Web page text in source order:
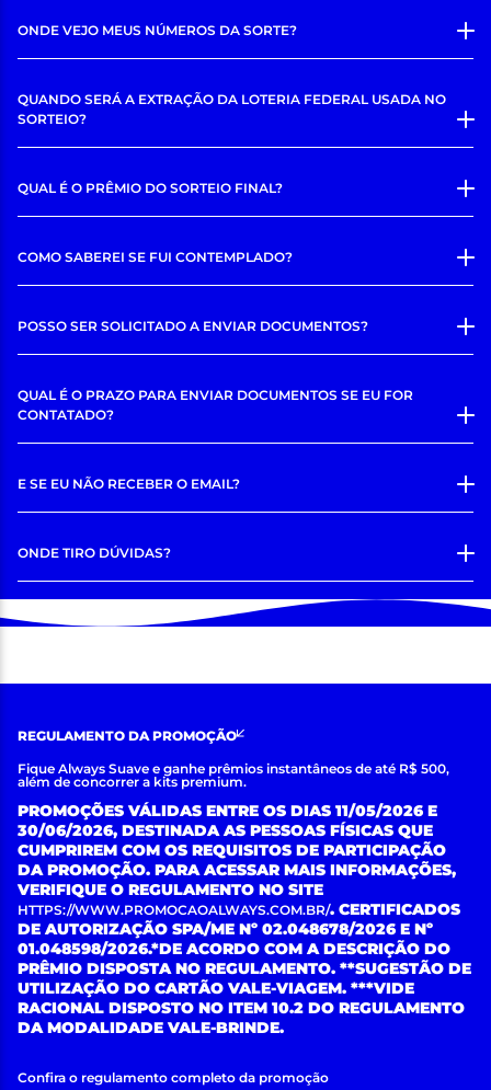
ONDE VEJO MEUS NÚMEROS DA SORTE?
QUANDO SERÁ A EXTRAÇÃO DA LOTERIA FEDERAL USADA NO
SORTEIO?
QUAL É O PRÊMIO DO SORTEIO FINAL?
COMO SABEREI SE FUI CONTEMPLADO?
POSSO SER SOLICITADO A ENVIAR DOCUMENTOS?
QUAL É O PRAZO PARA ENVIAR DOCUMENTOS SE EU FOR
CONTATADO?
E SE EU NÃO RECEBER O EMAIL?
ONDE TIRO DÚVIDAS?
REGULAMENTO DA PROMOÇÃO
Fique Always Suave e ganhe prêmios instantâneos de até R$ 500,
além de concorrer a kits premium.
PROMOÇÕES VÁLIDAS ENTRE OS DIAS 11/05/2026 E
30/06/2026, DESTINADA AS PESSOAS FÍSICAS QUE
CUMPRIREM COM OS REQUISITOS DE PARTICIPAÇÃO
DA PROMOÇÃO. PARA ACESSAR MAIS INFORMAÇÕES,
VERIFIQUE O REGULAMENTO NO SITE
HTTPS://WWW.PROMOCAOALWAYS.COM.BR/. CERTIFICADOS
DE AUTORIZAÇÃO SPA/ME Nº 02.048678/2026 E Nº
01.048598/2026.*DE ACORDO COM A DESCRIÇÃO DO
PRÊMIO DISPOSTA NO REGULAMENTO. **SUGESTÃO DE
UTILIZAÇÃO DO CARTÃO VALE-VIAGEM. ***VIDE
RACIONAL DISPOSTO NO ITEM 10.2 DO REGULAMENTO
DA MODALIDADE VALE-BRINDE.
Confira o regulamento completo da promoção